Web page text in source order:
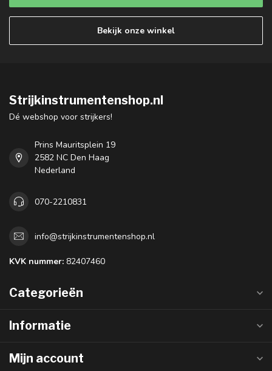
Bekijk onze winkel
Strijkinstrumentenshop.nl
Dé webshop voor strijkers!
Prins Mauritsplein 19
2582 NC Den Haag
Nederland
070-2210831
info@strijkinstrumentenshop.nl
KVK nummer: 82407460
Categorieën
Informatie
Mijn account